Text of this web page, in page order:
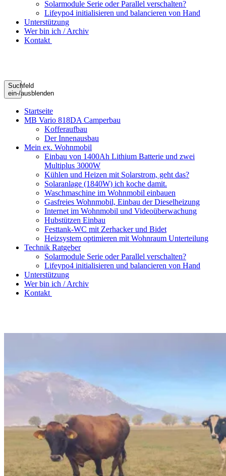
Solarmodule Serie oder Parallel verschalten?
Lifeypo4 initialisieren und balancieren von Hand
Unterstützung
Wer bin ich / Archiv
Kontakt
Suchfeld
ein-/ausblenden
Startseite
MB Vario 818DA Camperbau
Kofferaufbau
Der Innenausbau
Mein ex. Wohnmobil
Einbau von 1400Ah Lithium Batterie und zwei
Multiplus 3000W
Kühlen und Heizen mit Solarstrom, geht das?
Solaranlage (1840W) ich koche damit.
Waschmaschine im Wohnmobil einbauen
Gasfreies Wohnmobil, Einbau der Dieselheizung
Internet im Wohnmobil und Videoüberwachung
Hubstützen Einbau
Festtank-WC mit Zerhacker und Bidet
Heizsystem optimieren mit Wohnraum Unterteilung
Technik Ratgeber
Solarmodule Serie oder Parallel verschalten?
Lifeypo4 initialisieren und balancieren von Hand
Unterstützung
Wer bin ich / Archiv
Kontakt